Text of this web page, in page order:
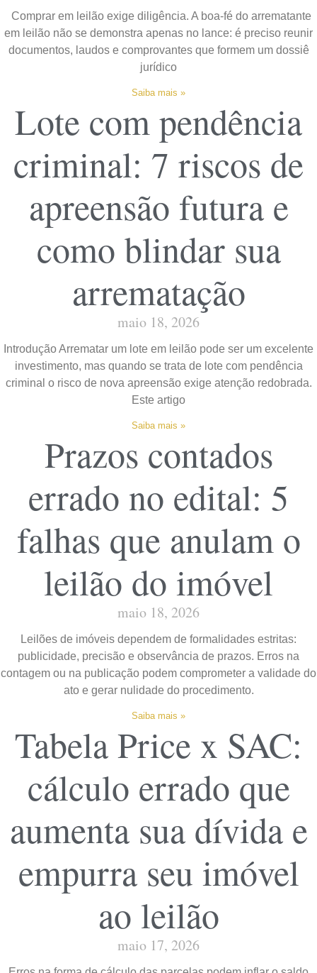
Comprar em leilão exige diligência. A boa-fé do arrematante
em leilão não se demonstra apenas no lance: é preciso reunir
documentos, laudos e comprovantes que formem um dossiê
jurídico
Saiba mais »
Lote com pendência
criminal: 7 riscos de
apreensão futura e
como blindar sua
arrematação
maio 18, 2026
Introdução Arrematar um lote em leilão pode ser um excelente
investimento, mas quando se trata de lote com pendência
criminal o risco de nova apreensão exige atenção redobrada.
Este artigo
Saiba mais »
Prazos contados
errado no edital: 5
falhas que anulam o
leilão do imóvel
maio 18, 2026
Leilões de imóveis dependem de formalidades estritas:
publicidade, precisão e observância de prazos. Erros na
contagem ou na publicação podem comprometer a validade do
ato e gerar nulidade do procedimento.
Saiba mais »
Tabela Price x SAC:
cálculo errado que
aumenta sua dívida e
empurra seu imóvel
ao leilão
maio 17, 2026